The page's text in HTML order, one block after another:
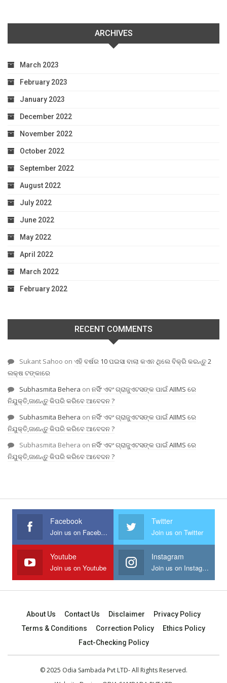
ARCHIVES
March 2023
February 2023
January 2023
December 2022
November 2022
October 2022
September 2022
August 2022
July 2022
June 2022
May 2022
April 2022
March 2022
February 2022
RECENT COMMENTS
Sukant Sahoo on ଏହି ବର୍ଷର 10 ପଇସା ବାଲା କଏନ ଥିଲେ ବିକ୍ରି କରନ୍ତୁ 2
ଲକ୍ଷ ଟଙ୍କାରେ
Subhasmita Behera on ନର୍ସିଂ ଏବଂ ଗ୍ରାଜୁଏଟସଙ୍କ ପାଇଁ AIIMS ରେ
ନିଯୁକ୍ତି,ଜାଣନ୍ତୁ କିପରି କରିବେ ଆବେଦନ ?
Subhasmita Behera on ନର୍ସିଂ ଏବଂ ଗ୍ରାଜୁଏଟସଙ୍କ ପାଇଁ AIIMS ରେ
ନିଯୁକ୍ତି,ଜାଣନ୍ତୁ କିପରି କରିବେ ଆବେଦନ ?
Subhasmita Behera on ନର୍ସିଂ ଏବଂ ଗ୍ରାଜୁଏଟସଙ୍କ ପାଇଁ AIIMS ରେ
ନିଯୁକ୍ତି,ଜାଣନ୍ତୁ କିପରି କରିବେ ଆବେଦନ ?
Facebook
Join us on Facebook
Twitter
Join us on Twitter
Youtube
Join us on Youtube
Instagram
Join us on Instagram
About Us Contact Us Disclaimer
Privacy Policy
Terms & Conditions
Correction Policy
Ethics Policy
Fact-Checking Policy
© 2025 Odia Sambada Pvt LTD- All Rights Reserved.